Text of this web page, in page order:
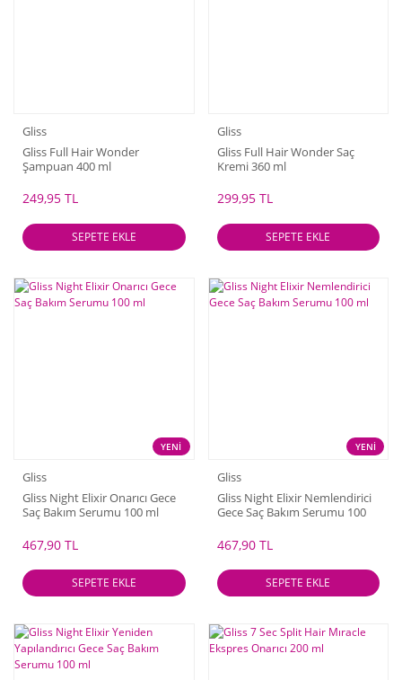
Gliss
Gliss Full Hair Wonder
Şampuan 400 ml
249,95 TL
SEPETE EKLE
Gliss
Gliss Full Hair Wonder Saç
Kremi 360 ml
299,95 TL
SEPETE EKLE
YENİ
Gliss
Gliss Night Elixir Onarıcı Gece
Saç Bakım Serumu 100 ml
467,90 TL
SEPETE EKLE
YENİ
Gliss
Gliss Night Elixir Nemlendirici
Gece Saç Bakım Serumu 100
467,90 TL
SEPETE EKLE